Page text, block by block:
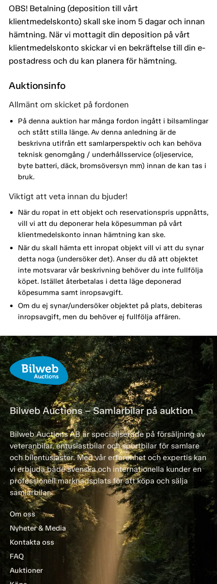
OBS! Betalning (deposition till vårt
klientmedelskonto) skall ske inom 5 dagar och innan
hämtning. När vi mottagit din deposition på vårt
klientmedelskonto skickar vi en bekräftelse till din e-
postadress och du kan planera för hämtning.
Auktionsinfo
Allmänt om skicket på fordonen
På denna auktion har många fordon ingått i bilsamlingar
och stått stilla länge. Av denna anledning är de
beskrivna utifrån ett samlarperspektiv och kan behöva
teknisk genomgång / underhållsservice (oljeservice,
byte batteri, däck, bromsöversyn mm) innan de kan tas i
bruk.
Viktigt att veta innan du bjuder!
När du ropat in ett objekt och reservationspris uppnåtts,
vill vi att du deponerar hela köpesumman på vårt
klientmedelskonto innan hämtning kan ske.
När du skall hämta ett inropat objekt vill vi att du synar
detta noga (undersöker det). Anser du då att objektet
inte motsvarar vår beskrivning behöver du inte fullfölja
köpet. Istället återbetalas i detta läge deponerad
köpesumma samt inropsavgift.
Om du ej synar/undersöker objektet på plats, debiteras
inropsavgift, men du behöver ej fullfölja affären.
Bilweb Auctions – Samlarbilar på auktion
Bilweb Auctions AB är specialiserade på försäljning av
veteranbilar, entusiastbilar och sportbilar för samlare
och bilentusiaster. Med vår erfarenhet och expertis kan
vi erbjuda både svenska och internationella kunder en
professionell marknadsplats för att köpa och sälja
samlarbilar.
Om oss
Nyheter & Media
Kontakta oss
FAQ
Auktioner